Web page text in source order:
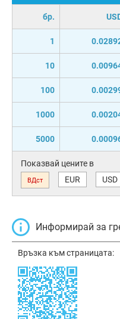
бр.
1
10
100
1000
5000
Показвай цените в
ВДст EUR USD
Информирай за
Връзка към страницата: